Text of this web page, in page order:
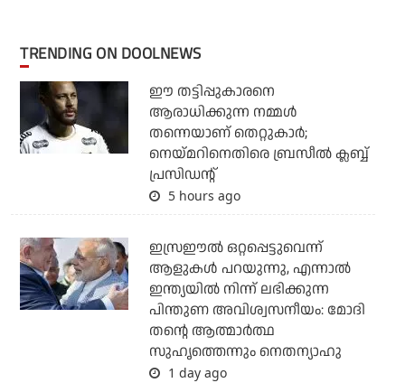
TRENDING ON DOOLNEWS
ഈ തട്ടിപ്പുകാരനെ
ആരാധിക്കുന്ന നമ്മള്‍
തന്നെയാണ് തെറ്റുകാര്‍;
നെയ്മറിനെതിരെ ബ്രസീല്‍ ക്ലബ്ബ്
പ്രസിഡന്റ്
5 hours ago
ഇസ്രഈല്‍ ഒറ്റപ്പെട്ടുവെന്ന്
ആളുകള്‍ പറയുന്നു, എന്നാല്‍
ഇന്ത്യയില്‍ നിന്ന് ലഭിക്കുന്ന
പിന്തുണ അവിശ്വസനീയം: മോദി
തന്റെ ആത്മാര്‍ത്ഥ
സുഹൃത്തെന്നും നെതന്യാഹു
1 day ago